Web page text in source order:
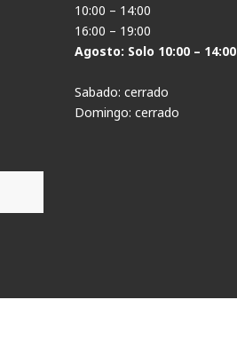
10:00 – 14:00
16:00 – 19:00
Agosto: Solo 10:00 – 14:00
Sabado: cerrado
Domingo: cerrado